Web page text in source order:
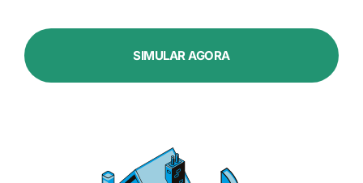
SIMULAR AGORA